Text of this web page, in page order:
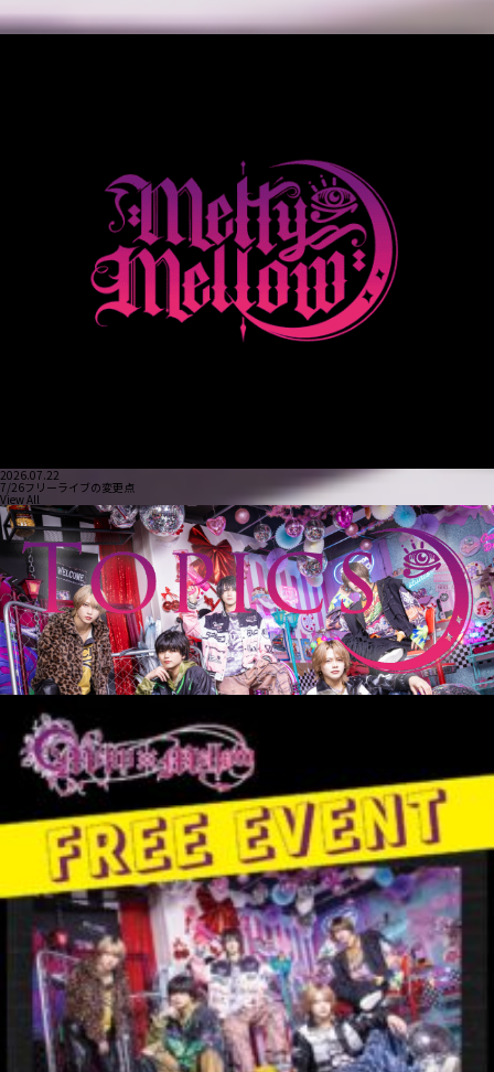
2026.07.22
7/26フリーライブの変更点
View All